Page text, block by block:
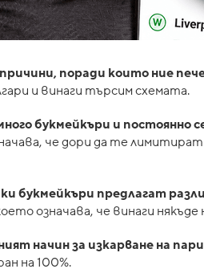
поради които ние
и винаги търсим схемата.
букмейкъри и постоянно
че дори да те
букмейкъри предлагат
означава, че винаги
начин за изкарване на
на 100%.